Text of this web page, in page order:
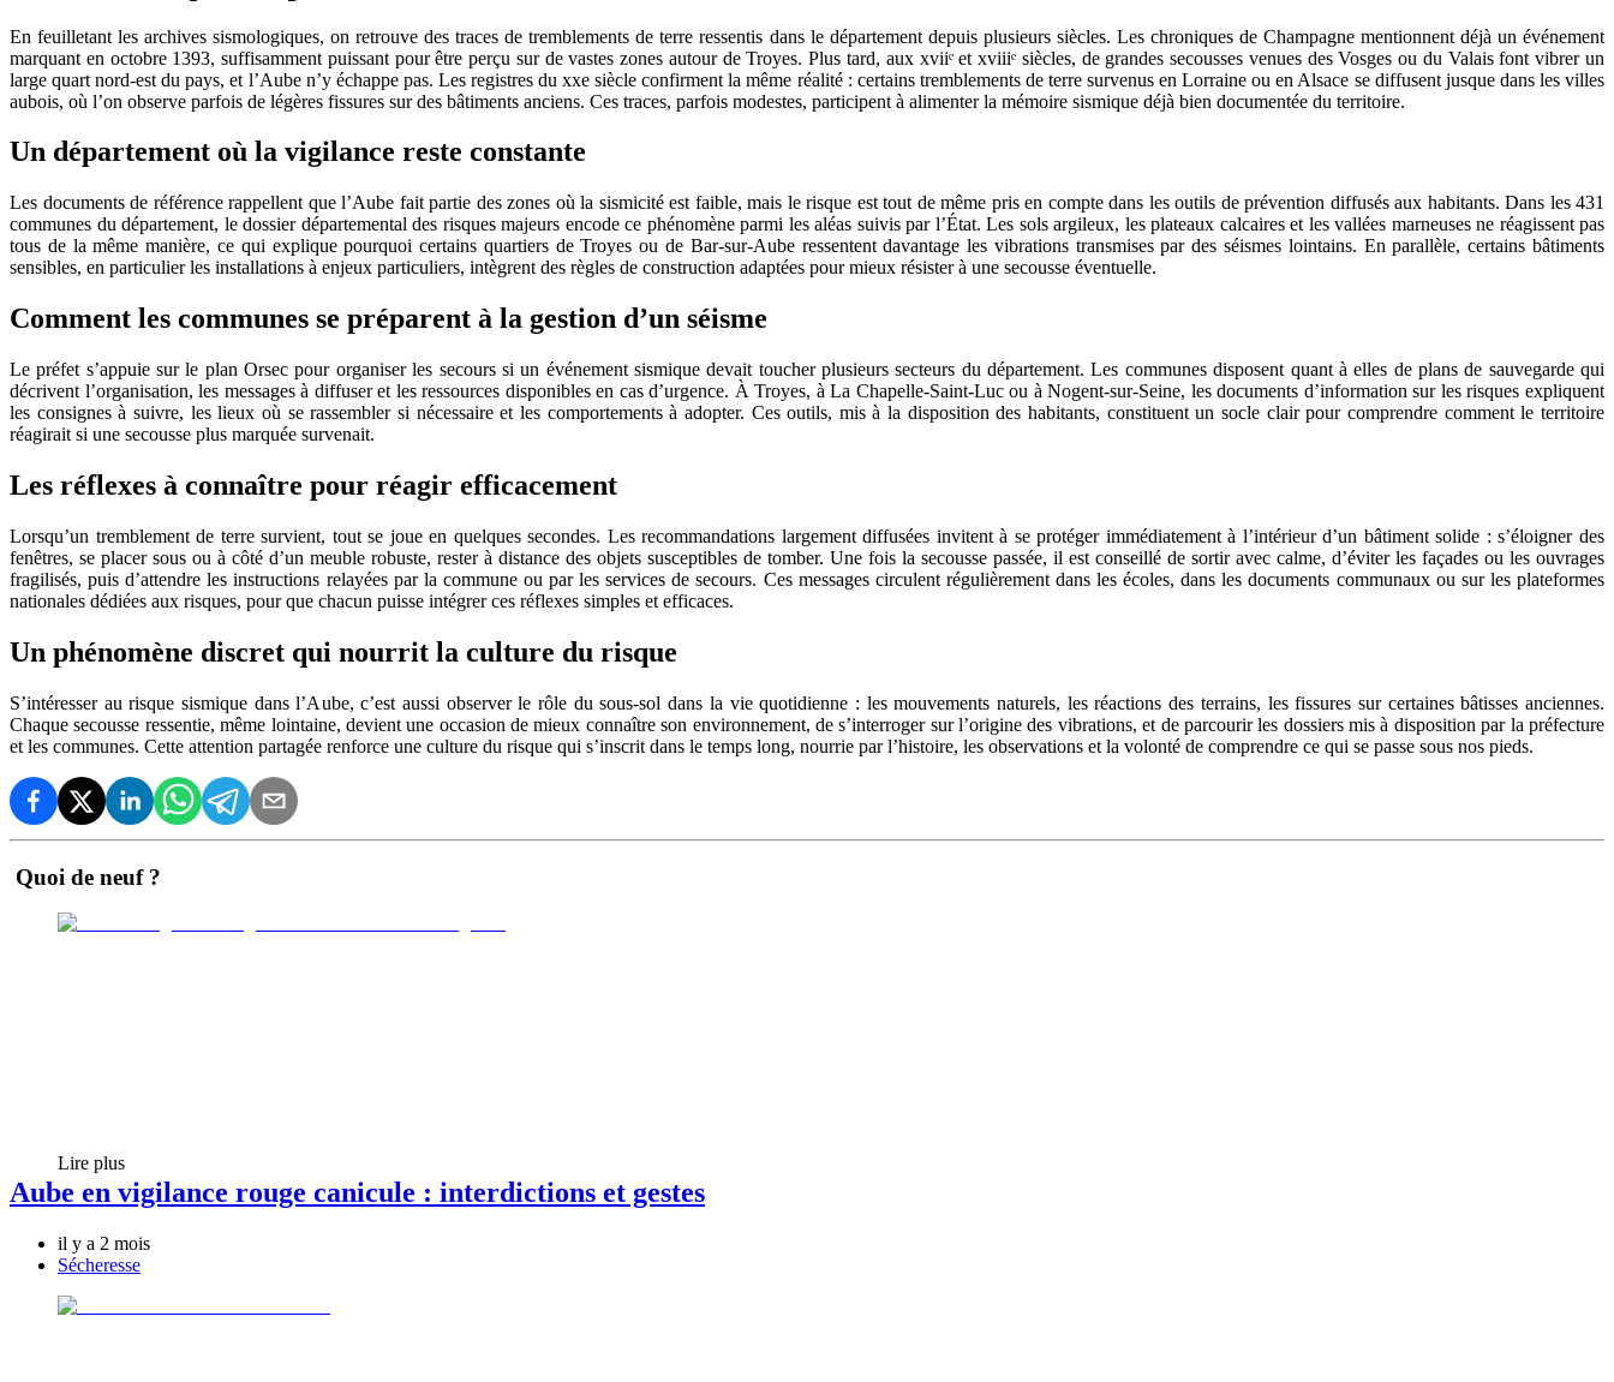
En feuilletant les archives sismologiques, on retrouve des traces de tremblements de terre ressentis dans le département depuis plusieurs siècles. Les chroniques de Champagne mentionnent déjà un événement
marquant en octobre 1393, suffisamment puissant pour être perçu sur de vastes zones autour de Troyes. Plus tard, aux xviiᵉ et xviiiᵉ siècles, de grandes secousses venues des Vosges ou du Valais font vibrer un
large quart nord-est du pays, et l’Aube n’y échappe pas. Les registres du xxe siècle confirment la même réalité : certains tremblements de terre survenus en Lorraine ou en Alsace se diffusent jusque dans les villes
aubois, où l’on observe parfois de légères fissures sur des bâtiments anciens. Ces traces, parfois modestes, participent à alimenter la mémoire sismique déjà bien documentée du territoire.
Un département où la vigilance reste constante
Les documents de référence rappellent que l’Aube fait partie des zones où la sismicité est faible, mais le risque est tout de même pris en compte dans les outils de prévention diffusés aux habitants. Dans les 431
communes du département, le dossier départemental des risques majeurs encode ce phénomène parmi les aléas suivis par l’État. Les sols argileux, les plateaux calcaires et les vallées marneuses ne réagissent pas
tous de la même manière, ce qui explique pourquoi certains quartiers de Troyes ou de Bar-sur-Aube ressentent davantage les vibrations transmises par des séismes lointains. En parallèle, certains bâtiments
sensibles, en particulier les installations à enjeux particuliers, intègrent des règles de construction adaptées pour mieux résister à une secousse éventuelle.
Comment les communes se préparent à la gestion d’un séisme
Le préfet s’appuie sur le plan Orsec pour organiser les secours si un événement sismique devait toucher plusieurs secteurs du département. Les communes disposent quant à elles de plans de sauvegarde qui
décrivent l’organisation, les messages à diffuser et les ressources disponibles en cas d’urgence. À Troyes, à La Chapelle-Saint-Luc ou à Nogent-sur-Seine, les documents d’information sur les risques expliquent
les consignes à suivre, les lieux où se rassembler si nécessaire et les comportements à adopter. Ces outils, mis à la disposition des habitants, constituent un socle clair pour comprendre comment le territoire
réagirait si une secousse plus marquée survenait.
Les réflexes à connaître pour réagir efficacement
Lorsqu’un tremblement de terre survient, tout se joue en quelques secondes. Les recommandations largement diffusées invitent à se protéger immédiatement à l’intérieur d’un bâtiment solide : s’éloigner des
fenêtres, se placer sous ou à côté d’un meuble robuste, rester à distance des objets susceptibles de tomber. Une fois la secousse passée, il est conseillé de sortir avec calme, d’éviter les façades ou les ouvrages
fragilisés, puis d’attendre les instructions relayées par la commune ou par les services de secours. Ces messages circulent régulièrement dans les écoles, dans les documents communaux ou sur les plateformes
nationales dédiées aux risques, pour que chacun puisse intégrer ces réflexes simples et efficaces.
Un phénomène discret qui nourrit la culture du risque
S’intéresser au risque sismique dans l’Aube, c’est aussi observer le rôle du sous-sol dans la vie quotidienne : les mouvements naturels, les réactions des terrains, les fissures sur certaines bâtisses anciennes.
Chaque secousse ressentie, même lointaine, devient une occasion de mieux connaître son environnement, de s’interroger sur l’origine des vibrations, et de parcourir les dossiers mis à disposition par la préfecture
et les communes. Cette attention partagée renforce une culture du risque qui s’inscrit dans le temps long, nourrie par l’histoire, les observations et la volonté de comprendre ce qui se passe sous nos pieds.
Quoi de neuf ?
Lire plus
Aube en vigilance rouge canicule : interdictions et gestes
il y a 2 mois
Sécheresse